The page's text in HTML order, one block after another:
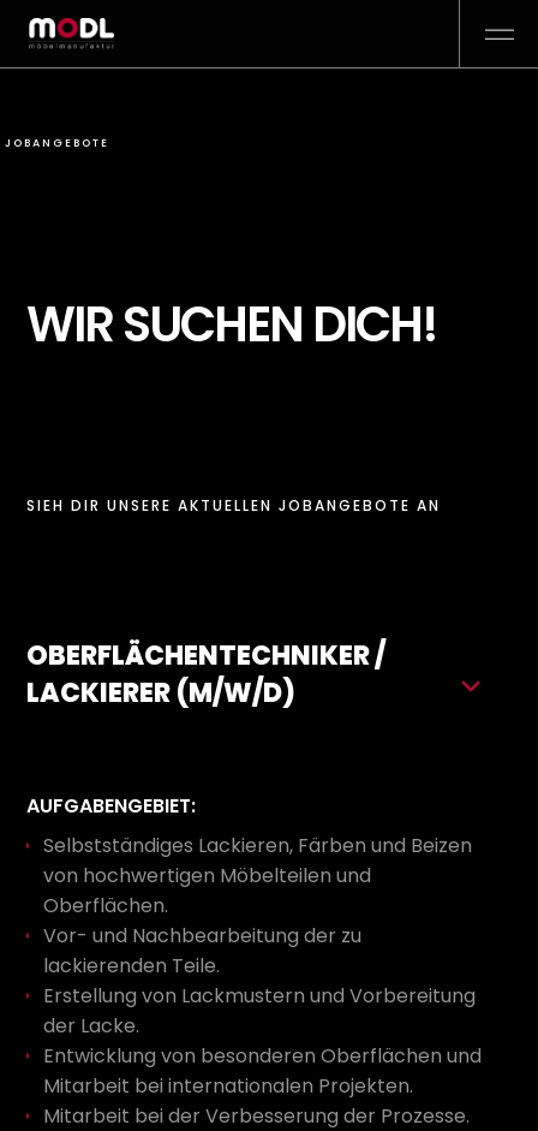
JOBANGEBOTE
WIR SUCHEN DICH!
SIEH DIR UNSERE AKTUELLEN JOBANGEBOTE AN
OBERFLÄCHENTECHNIKER /
LACKIERER (M/W/D)
AUFGABENGEBIET:
Selbstständiges Lackieren, Färben und Beizen
von hochwertigen Möbelteilen und
Oberflächen.
Vor- und Nachbearbeitung der zu
lackierenden Teile.
Erstellung von Lackmustern und Vorbereitung
der Lacke.
Entwicklung von besonderen Oberflächen und
Mitarbeit bei internationalen Projekten.
Mitarbeit bei der Verbesserung der Prozesse.